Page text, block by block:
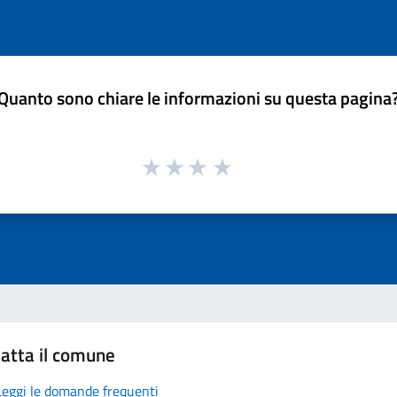
sono chiare le informazioni su questa
il comune
le domande frequenti